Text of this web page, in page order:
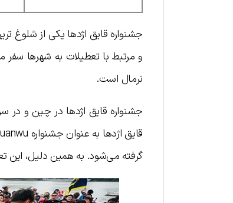
جشنواره قایق اژدها یکی از
و مرتبط با تعطیلات به شهرها
نرمال است.
جشنواره قایق اژدها در چین و
گرفته می‌شود. به همین دلیل، این